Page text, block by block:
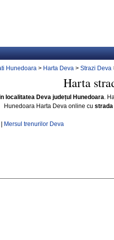
Hunedoara > Harta Deva > Strazi Deva
Harta
localitatea Deva județul Hunedoara.
Hunedoara Harta Deva online cu
Mersul trenurilor Deva